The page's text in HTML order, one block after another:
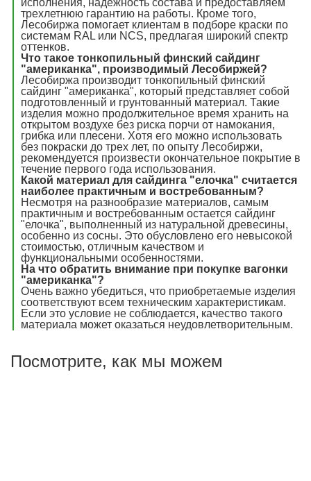
трехлетнюю гарантию на работы. Кроме того,
Лесобиржа помогает клиентам в подборе краски по
системам RAL или NCS, предлагая широкий спектр
оттенков.
Что такое тонкопильный финский сайдинг
"американка", производимый Лесобиржей?
Лесобиржа производит тонкопильный финский
сайдинг "американка", который представляет собой
подготовленный и грунтованный материал. Такие
изделия можно продолжительное время хранить на
открытом воздухе без риска порчи от намокания,
грибка или плесени. Хотя его можно использовать
без покраски до трех лет, по опыту Лесобиржи,
рекомендуется произвести окончательное покрытие в
течение первого года использования.
Какой материал для сайдинга "елочка" считается
наиболее практичным и востребованным?
Несмотря на разнообразие материалов, самым
практичным и востребованным остается сайдинг
"елочка", выполненный из натуральной древесины,
особенно из сосны. Это обусловлено его невысокой
стоимостью, отличным качеством и
функциональными особенностями.
На что обратить внимание при покупке вагонки
"американка"?
Очень важно убедиться, что приобретаемые изделия
соответствуют всем техническим характеристикам.
Если это условие не соблюдается, качество такого
материала может оказаться неудовлетворительным.
Посмотрите, как мы можем